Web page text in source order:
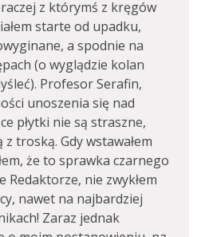
z którymś z kręgów
starte od upadku,
a spodnie na
(o wyglądzie kolan
Profesor Serafin,
unoszenia się nad
płytki nie są straszne,
z troską. Gdy wstawałem
że to sprawka czarnego
Redaktorze, nie zwykłem
nawet na najbardziej
Zaraz jednak